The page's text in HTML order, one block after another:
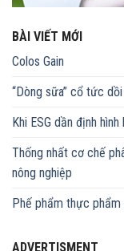
BÀI VIẾT MỚI
Colos Gain
“Dòng sữa” cổ tức
Khi ESG dần định
Thống nhất cơ chế
nông nghiệp
Phế phẩm thực phẩm
ADVERTISMENT